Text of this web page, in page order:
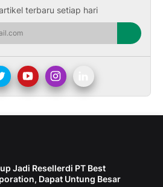
terbaru setiap hari
Jadi Resellerdi PT Best
Dapat Untung Besar